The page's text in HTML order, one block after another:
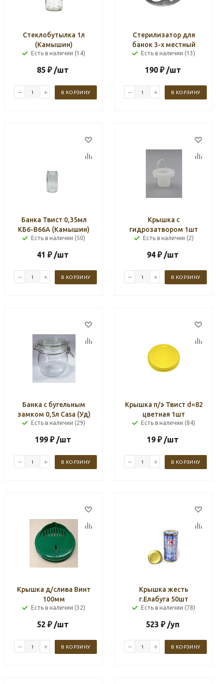
Стеклобутылка 1л
(Камышин)
Есть в наличии (14)
85 ₽ /шт
В КОРЗИНУ
Стерилизатор для
банок 3-х местный
Есть в наличии (13)
190₽ /шт
В КОРЗИНУ
Банка Твист 0,35мл
КБ6-В66А (Камышин)
Есть в наличии (50)
41 ₽ /шт
В КОРЗИНУ
Крышка с
гидрозатвором 1шт
Есть в наличии (2)
94 ₽ /шт
В КОРЗИНУ
Банка с бугельным
замком 0,5л Casa (Уд)
Есть в наличии (29)
199₽ /шт
В КОРЗИНУ
Крышка п/э Твист d=82
цветная 1шт
Есть в наличии (84)
19 ₽ /шт
В КОРЗИНУ
Крышка д/слива Винт
100мм
Есть в наличии (32)
52 ₽ /шт
В КОРЗИНУ
Крышка жесть
г.Елабуга 50шт
Есть в наличии (78)
523 ₽ /уп
В КОРЗИНУ